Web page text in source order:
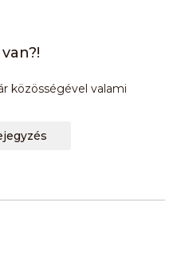
közösségével valami